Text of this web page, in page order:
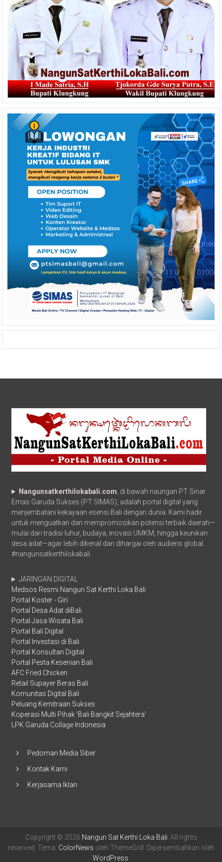
Nangunsatkerthilokabali.com , di bawah naungan PT Sinar
Emas Garuda Sukses (PT SIMAS), adalah portal digital yang
menjembatani kekayaan esensi Bali dengan dunia. Kami hadir
untuk menguatkan dan mempromosikan potensi terbaik daerah—
mulai dari tradisi luhur, budaya, inovasi UMKM, hingga keunikan
desa adat—agar lebih dikenal dan dihargai oleh audiens global.
#nangunsatkerthilokabali
JARINGAN DIGITAL
Medsos Resmi Nangun Sat Kerthi Loka Bali
Portal Koster - Giri
Portal Desa Adat diBali
Portal Jasa Wisata Bali
Portal Bali Digital
Portal Investasi di Bali
Portal Konsultan Digital
Portal Pesta Kesenian Bali
AFC Fried Chicken
Retail Supayer Beras Bali
Komunitas Digital Bali
Peluang Kemitraan Sukses
Koperasi Multi Pihak 'Bali Bangkit Sejahtera'
LPK Garuda Collage Indonesia
Pedoman Media Siber
Kontak Kami
Kerjasama Iklan
Copyright © 2026 Nangun Sat Kerthi Loka Bali . All rights
reserved. Tema: ColorNews oleh ThemeGrill. Dipersembahkan oleh
WordPress